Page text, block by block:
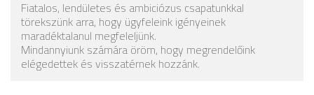
Fiatalos, lendületes és ambiciózus csapatunkkal
törekszünk arra, hogy ügyfeleink igényeinek
maradéktalanul megfeleljünk.
Mindannyiunk számára öröm, hogy megrendelőink
elégedettek és visszatérnek hozzánk.